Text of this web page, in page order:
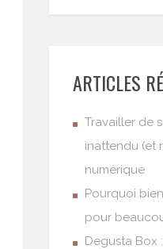
ARTICLES
Travailler de
inattendu (et
numérique
Pourquoi
pour
Degusta Box